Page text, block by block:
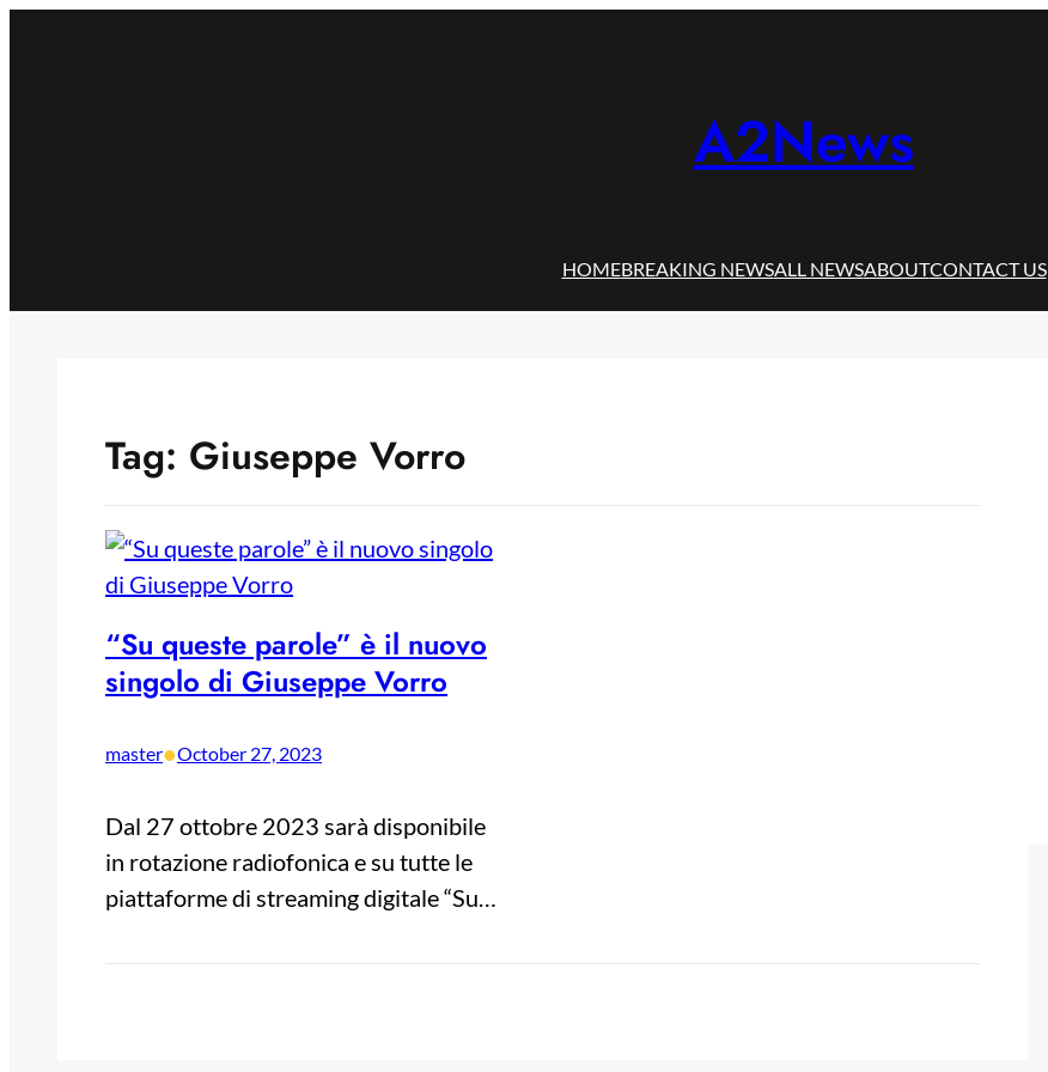
A2News
HOMEBREAKING NEWSALL NEWSABOUTCONTACT US
Tag: Giuseppe Vorro
“Su queste parole” è il nuovo
singolo di Giuseppe Vorro
master•October 27, 2023
Dal 27 ottobre 2023 sarà disponibile
in rotazione radiofonica e su tutte le
piattaforme di streaming digitale “Su…